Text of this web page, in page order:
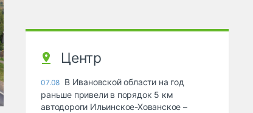
Центр
07.08 В Ивановской области на год
раньше привели в порядок 5 км
автодороги Ильинское-Хованское –